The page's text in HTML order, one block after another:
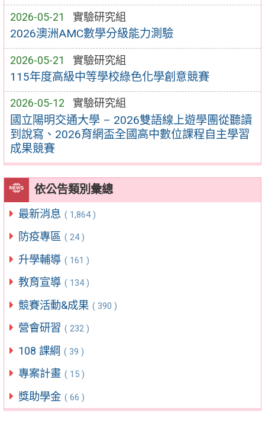
2026-05-21 實驗研究組
2026澳洲AMC數學分級能力測驗
2026-05-21 實驗研究組
115年度高級中等學校綠色化學創意競賽
2026-05-12 實驗研究組
國立陽明交通大學 – 2026雙語線上遊學團從聽讀
到說寫、2026育網盃全國高中數位課程自主學習
成果競賽
依公告類別彙總
最新消息 ( 1,864 )
防疫專區 ( 24 )
升學輔導 ( 161 )
教育宣導 ( 134 )
競賽活動&成果 ( 390 )
營會研習 ( 232 )
108 課綱 ( 39 )
專案計畫 ( 15 )
獎助學金 ( 66 )